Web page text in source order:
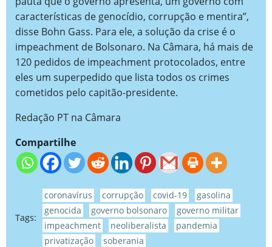
características de genocídio, corrupção e mentira”,
disse Bohn Gass. Para ele, a solução da crise é o
impeachment de Bolsonaro. Na Câmara, há mais de
120 pedidos de impeachment protocolados, entre
eles um superpedido que lista todos os crimes
cometidos pelo capitão-presidente.
Redação PT na Câmara
Compartilhe
Tags:
coronavírus corrupção covid-19
gasolina
genocida
governo bolsonaro
governo militar
impeachment
neoliberalista
pandemia
privatização
soberania